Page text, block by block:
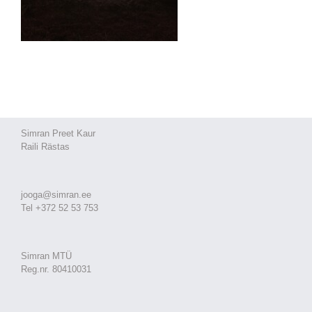
Simran Preet Kaur
Raili Rästas
jooga@simran.ee
Tel +372 52 53 753
Simran MTÜ
Reg.nr. 80410031